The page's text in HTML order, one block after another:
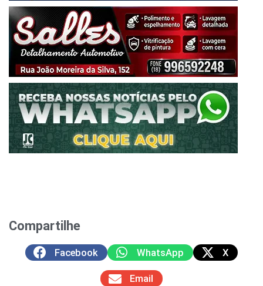
Compartilhe
Facebook WhatsApp X
Email